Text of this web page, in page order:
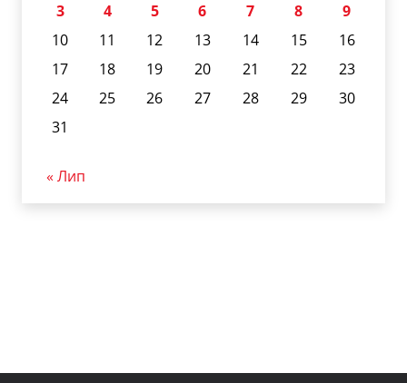
3
4 5 6 7 8
9
10
11 12 13 14 15
16
17
18 19 20 21 22
23
24
25 26 27 28 29
30
31
« Лип